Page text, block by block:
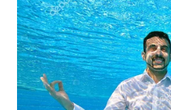
WN
SUKABUMI
WN
PURWAKARTA